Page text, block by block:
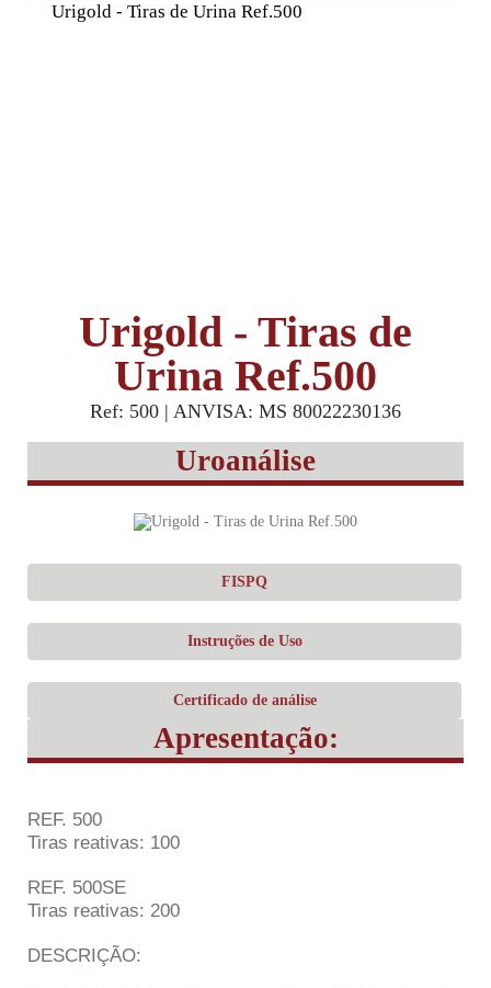
Urigold - Tiras de Urina Ref.500
Urigold - Tiras de
Urina Ref.500
Ref: 500 | ANVISA: MS 80022230136
Uroanálise
FISPQ
Instruções de Uso
Certificado de análise
Apresentação:
REF. 500
Tiras reativas: 100
REF. 500SE
Tiras reativas: 200
DESCRIÇÃO: